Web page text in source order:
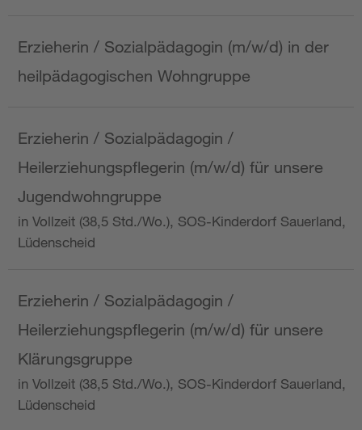
Erzieherin / Sozialpädagogin (m/w/d) in der
heilpädagogischen Wohngruppe
Erzieherin / Sozialpädagogin /
Heilerziehungspflegerin (m/w/d) für unsere
Jugendwohngruppe
in Vollzeit (38,5 Std./Wo.), SOS-Kinderdorf Sauerland,
Lüdenscheid
Erzieherin / Sozialpädagogin /
Heilerziehungspflegerin (m/w/d) für unsere
Klärungsgruppe
in Vollzeit (38,5 Std./Wo.), SOS-Kinderdorf Sauerland,
Lüdenscheid